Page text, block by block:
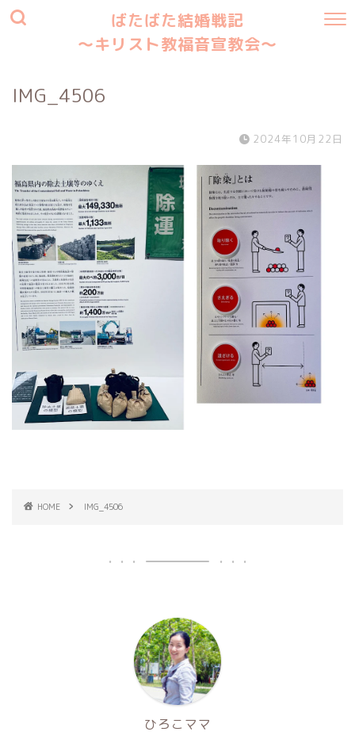
ばたばた結婚戦記
〜キリスト教福音宣教会〜
IMG_4506
2024年10月22日
HOME IMG_4506
ひろこママ